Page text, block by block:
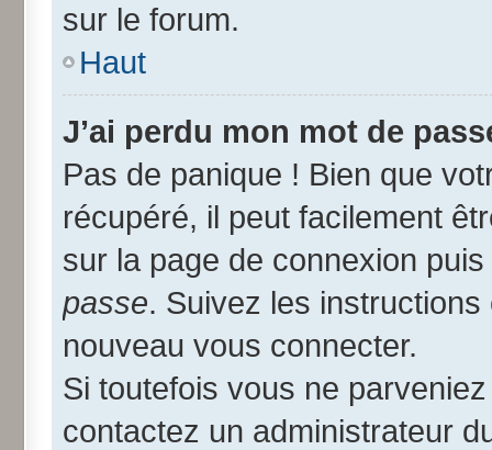
sur le forum.
Haut
J’ai perdu mon mot de
Pas de panique ! Bien que
récupéré, il peut facilement
sur la page de connexion
passe. Suivez les
nouveau vous connecter.
Si toutefois vous ne
contactez un administrateur